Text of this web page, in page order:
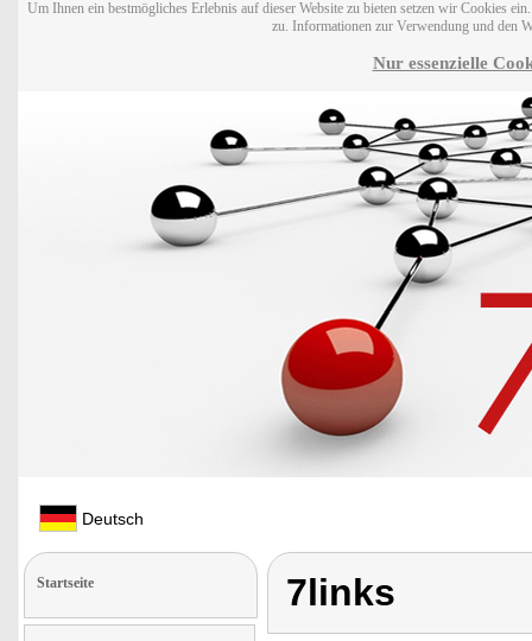
Um Ihnen ein bestmögliches Erlebnis auf dieser Website zu bieten setzen wir Cookies
zu. Informationen zur Verwendung und den
Nur essenzielle
Deutsch
Startseite 7links